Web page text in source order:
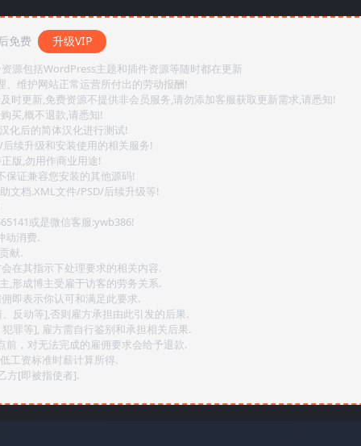
免费 升级VIP
源包括WordPress主题和插件资源等随时都在更新
维护网站正常运营所付出的劳动报酬!
时更新,免费资源不提供非会员服务,请勿添加客服获取更新需求,请悉知!
买,概不退款,请悉知!
化后的简体汉化进行测试!
续升级和安装使用的相关服务!
版,勿用作商业用途!
保证兼容您安装的其他源码!
文档.XML文件/PSD/后续升级等!
或是微信客服:ywb386!
动消费.
献.
在其指示下处理要求的相关内容.
,形成博主受雇于访客的劳务关系.
即表示你认可和满足此要求.
反动等],否则雇方承担由此引发的后果.
罪等], 雇方需自行鉴别和承担相关后果.
，对无法完成的雇佣要求会给予退款.
工资标准时薪计算所得.
方[即被指使者].